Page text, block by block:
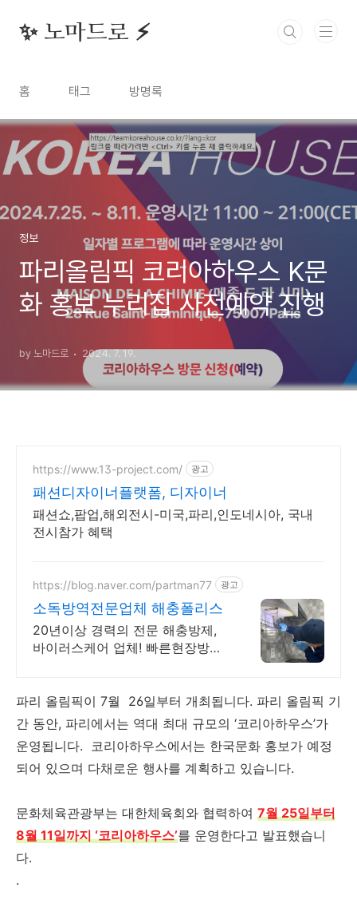
✨ 노마드로 ⚡️
홈 태그 방명록
정보
파리올림픽 코리아하우스 K문
화 홍보 누리집 사전예약 진행
by 노마드로 2024. 7. 19.
https://www.13-project.com/ 광고
패션디자이너플랫폼, 디자이너
패션쇼,팝업,해외전시-미국,파리,인도네시아, 국내
전시참가 혜택
https://blog.naver.com/partman77 광고
소독방역전문업체 해충폴리스
20년이상 경력의 전문 해충방제,
바이러스케어 업체! 빠른현장방문
파리 올림픽이 7월 26일부터 개최됩니다. 파리 올림픽 기
간 동안, 파리에서는 역대 최대 규모의 ‘코리아하우스’가
운영됩니다. 코리아하우스에서는 한국문화 홍보가 예정
되어 있으며 다채로운 행사를 계획하고 있습니다.
문화체육관광부는 대한체육회와 협력하여 7월 25일부터
8월 11일까지 ‘코리아하우스’를 운영한다고 발표했습니
다.
.